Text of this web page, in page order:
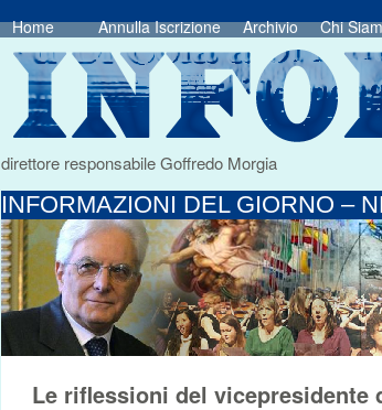
Home Annulla Iscrizione Archivio Chi
direttore responsabile Goffredo Morgia
INFORMAZIONI DEL GIORNO –
Le riflessioni del vicepresidente